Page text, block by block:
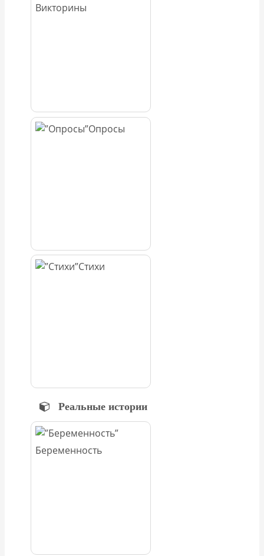
Викторины
Опросы
Стихи
Реальные истории
Беременность